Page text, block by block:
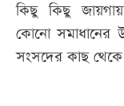
আজকের
পত্রিকা
কিছু কিছু জায়গায়
কোনো সমাধানের
সংসদের কাছ থেকে